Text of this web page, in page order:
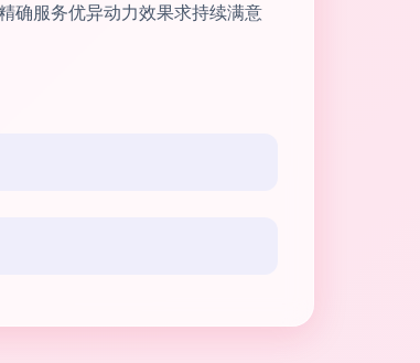
确服务优异动力效果求持续满意